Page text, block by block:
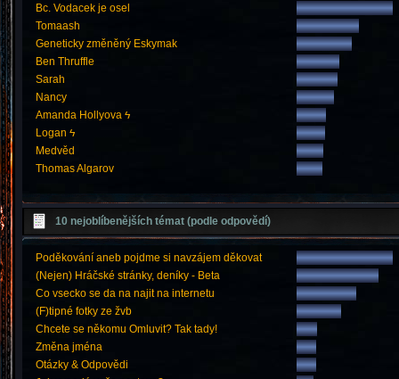
Bc. Vodacek je osel
Tomaash
Geneticky změněný Eskymak
Ben Thruffle
Sarah
Nancy
Amanda Hollyova ϟ
Logan ϟ
Medvěd
Thomas Algarov
10 nejoblíbenějších témat (podle odpovědí)
Poděkování aneb pojdme si navzájem děkovat
(Nejen) Hráčské stránky, deníky - Beta
Co vsecko se da na najit na internetu
(F)tipné fotky ze žvb
Chcete se někomu Omluvit? Tak tady!
Změna jména
Otázky & Odpovědi